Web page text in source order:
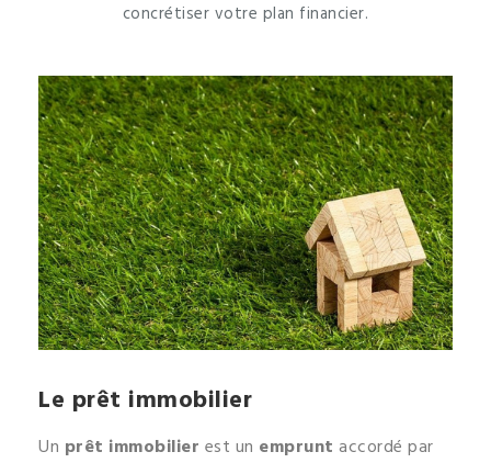
concrétiser votre plan financier.
Le prêt immobilier
Un prêt immobilier est un emprunt accordé par